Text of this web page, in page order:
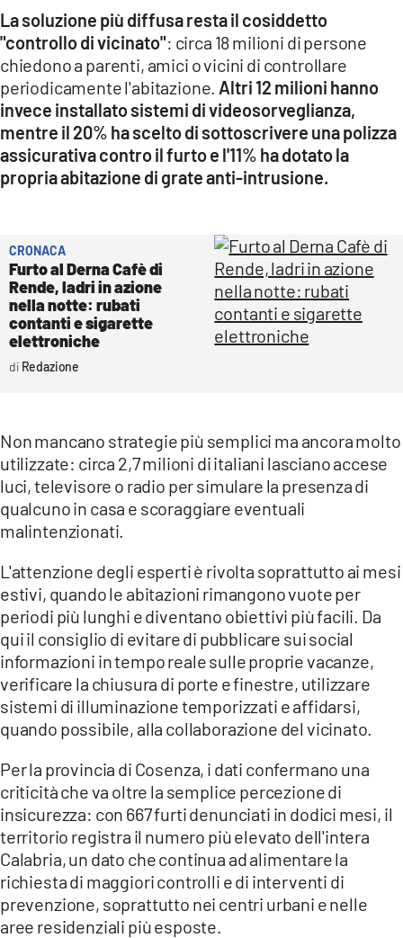
La soluzione più diffusa resta il cosiddetto
"controllo di vicinato": circa 18 milioni di persone
chiedono a parenti, amici o vicini di controllare
periodicamente l'abitazione. Altri 12 milioni hanno
invece installato sistemi di videosorveglianza,
mentre il 20% ha scelto di sottoscrivere una polizza
assicurativa contro il furto e l'11% ha dotato la
propria abitazione di grate anti-intrusione.
CRONACA
Furto al Derna Cafè di
Rende, ladri in azione
nella notte: rubati
contanti e sigarette
elettroniche
Redazione
Non mancano strategie più semplici ma ancora molto
utilizzate: circa 2,7 milioni di italiani lasciano accese
luci, televisore o radio per simulare la presenza di
qualcuno in casa e scoraggiare eventuali
malintenzionati.
L'attenzione degli esperti è rivolta soprattutto ai mesi
estivi, quando le abitazioni rimangono vuote per
periodi più lunghi e diventano obiettivi più facili. Da
qui il consiglio di evitare di pubblicare sui social
informazioni in tempo reale sulle proprie vacanze,
verificare la chiusura di porte e finestre, utilizzare
sistemi di illuminazione temporizzati e affidarsi,
quando possibile, alla collaborazione del vicinato.
Per la provincia di Cosenza, i dati confermano una
criticità che va oltre la semplice percezione di
insicurezza: con 667 furti denunciati in dodici mesi, il
territorio registra il numero più elevato dell'intera
Calabria, un dato che continua ad alimentare la
richiesta di maggiori controlli e di interventi di
prevenzione, soprattutto nei centri urbani e nelle
aree residenziali più esposte.